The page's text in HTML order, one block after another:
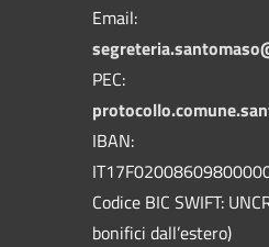
Email:
PEC:
IBAN:
Codice BIC SWIFT:
bonifici dall’estero)